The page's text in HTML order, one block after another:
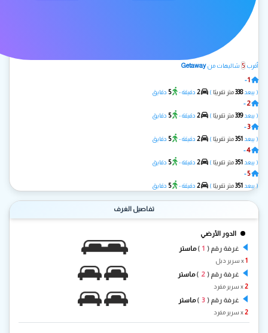
أقرب 5 شاليهات منGetaway
1
-
( يبعد338متر تقريبًا )
2 دقيقة - 5 دقايق
2
-
( يبعد339متر تقريبًا )
2 دقيقة - 5 دقايق
3
-
( يبعد 351متر تقريبًا )
2 دقيقة - 5 دقايق
4
-
( يبعد 351متر تقريبًا )
2 دقيقة - 5 دقايق
5
-
( يبعد 351متر تقريبًا )
2 دقيقة - 5 دقايق
تفاصيل الغرف
الدور الأرضي
غرفة رقم ( )ماستر
1
غرفة رقم ( 2
)ماستر
2
غرفة رقم ( 3
)ماستر
2